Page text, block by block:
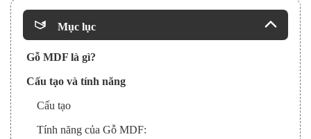
Mục lục
Gỗ MDF là gì?
Cấu tạo và tính năng
Cấu tạo
Tính năng của Gỗ MDF: